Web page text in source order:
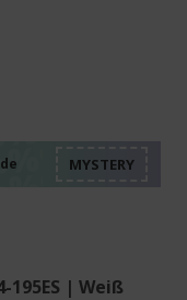
195ES | Weiß